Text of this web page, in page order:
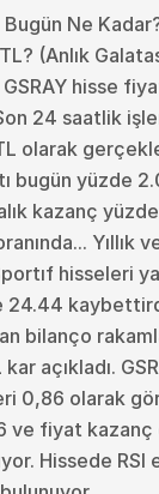
Bugün Ne
(Anlık
hisse
24 saatlik
olarak
bugün yüzde
kazanç yüzde
Yıllık
hisseleri
24.44
bilanço
açıkladı.
0,86 olarak
ve fiyat kazanç
Hissede RSI